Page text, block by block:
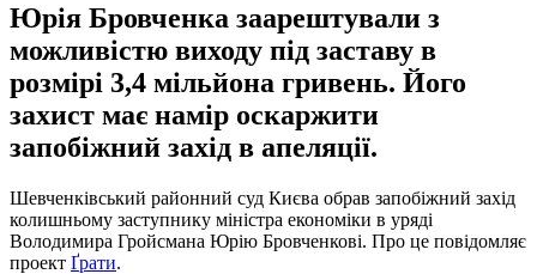
Юрія Бровченка заарештували з
можливістю виходу під заставу в
розмірі 3,4 мільйона гривень. Його
захист має намір оскаржити
запобіжний захід в апеляції.
Шевченківський районний суд Києва обрав запобіжний захід
колишньому заступнику міністра економіки в уряді
Володимира Гройсмана Юрію Бровченкові. Про це повідомляє
проект Ґрати.